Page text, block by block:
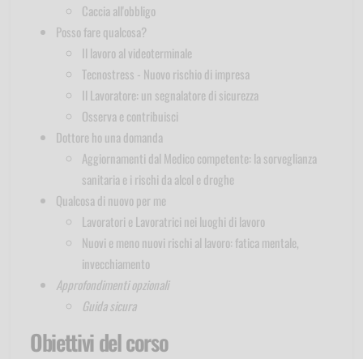
Caccia all'obbligo
Posso fare qualcosa?
Il lavoro al videoterminale
Tecnostress - Nuovo rischio di impresa
Il Lavoratore: un segnalatore di sicurezza
Osserva e contribuisci
Dottore ho una domanda
Aggiornamenti dal Medico competente: la sorveglianza
sanitaria e i rischi da alcol e droghe
Qualcosa di nuovo per me
Lavoratori e Lavoratrici nei luoghi di lavoro
Nuovi e meno nuovi rischi al lavoro: fatica mentale,
invecchiamento
Approfondimenti opzionali
Guida sicura
Obiettivi del corso